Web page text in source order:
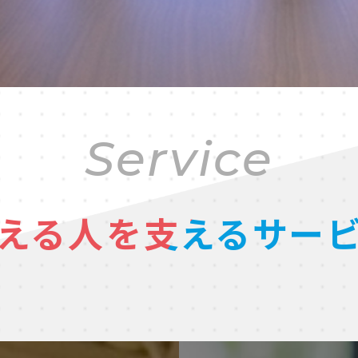
Service
る人を支えるサー